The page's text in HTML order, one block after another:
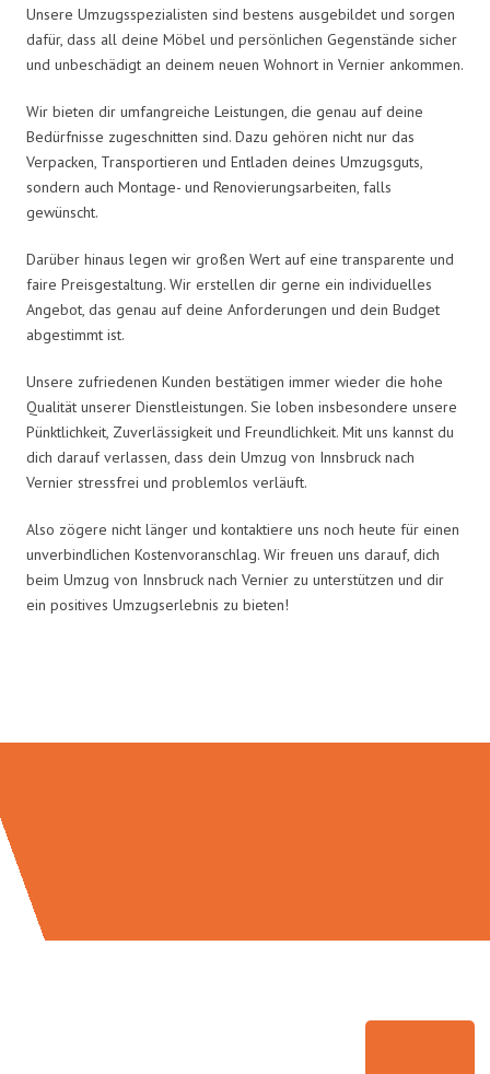
Unsere Umzugsspezialisten sind bestens ausgebildet und sorgen
dafür, dass all deine Möbel und persönlichen Gegenstände sicher
und unbeschädigt an deinem neuen Wohnort in Vernier ankommen.
Wir bieten dir umfangreiche Leistungen, die genau auf deine
Bedürfnisse zugeschnitten sind. Dazu gehören nicht nur das
Verpacken, Transportieren und Entladen deines Umzugsguts,
sondern auch Montage- und Renovierungsarbeiten, falls
gewünscht.
Darüber hinaus legen wir großen Wert auf eine transparente und
faire Preisgestaltung. Wir erstellen dir gerne ein individuelles
Angebot, das genau auf deine Anforderungen und dein Budget
abgestimmt ist.
Unsere zufriedenen Kunden bestätigen immer wieder die hohe
Qualität unserer Dienstleistungen. Sie loben insbesondere unsere
Pünktlichkeit, Zuverlässigkeit und Freundlichkeit. Mit uns kannst du
dich darauf verlassen, dass dein Umzug von Innsbruck nach
Vernier stressfrei und problemlos verläuft.
Also zögere nicht länger und kontaktiere uns noch heute für einen
unverbindlichen Kostenvoranschlag. Wir freuen uns darauf, dich
beim Umzug von Innsbruck nach Vernier zu unterstützen und dir
ein positives Umzugserlebnis zu bieten!